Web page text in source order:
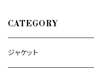
CATEGORY
ジャケット